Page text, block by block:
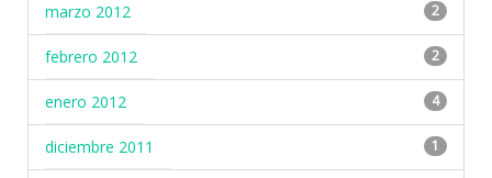
marzo 2012 2
febrero 2012 2
enero 2012 4
diciembre 2011 1